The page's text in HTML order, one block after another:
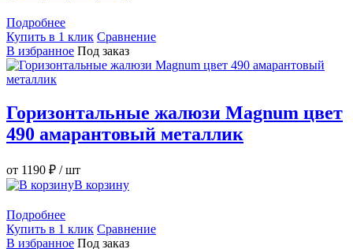
Подробнее
Купить в 1 клик Сравнение
В избранное Под заказ
Горизонтальные жалюзи Magnum цвет
490 амарантовый металлик
от 1190 ₽ / шт
В корзину
Подробнее
Купить в 1 клик Сравнение
В избранное Под заказ